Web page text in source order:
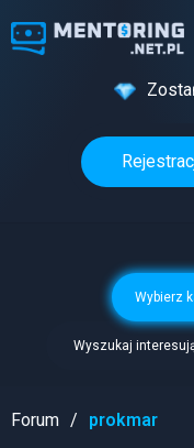
Wybierz
Wyszukaj
Forum prokmar